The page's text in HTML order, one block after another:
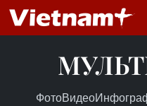
ФотоВидео